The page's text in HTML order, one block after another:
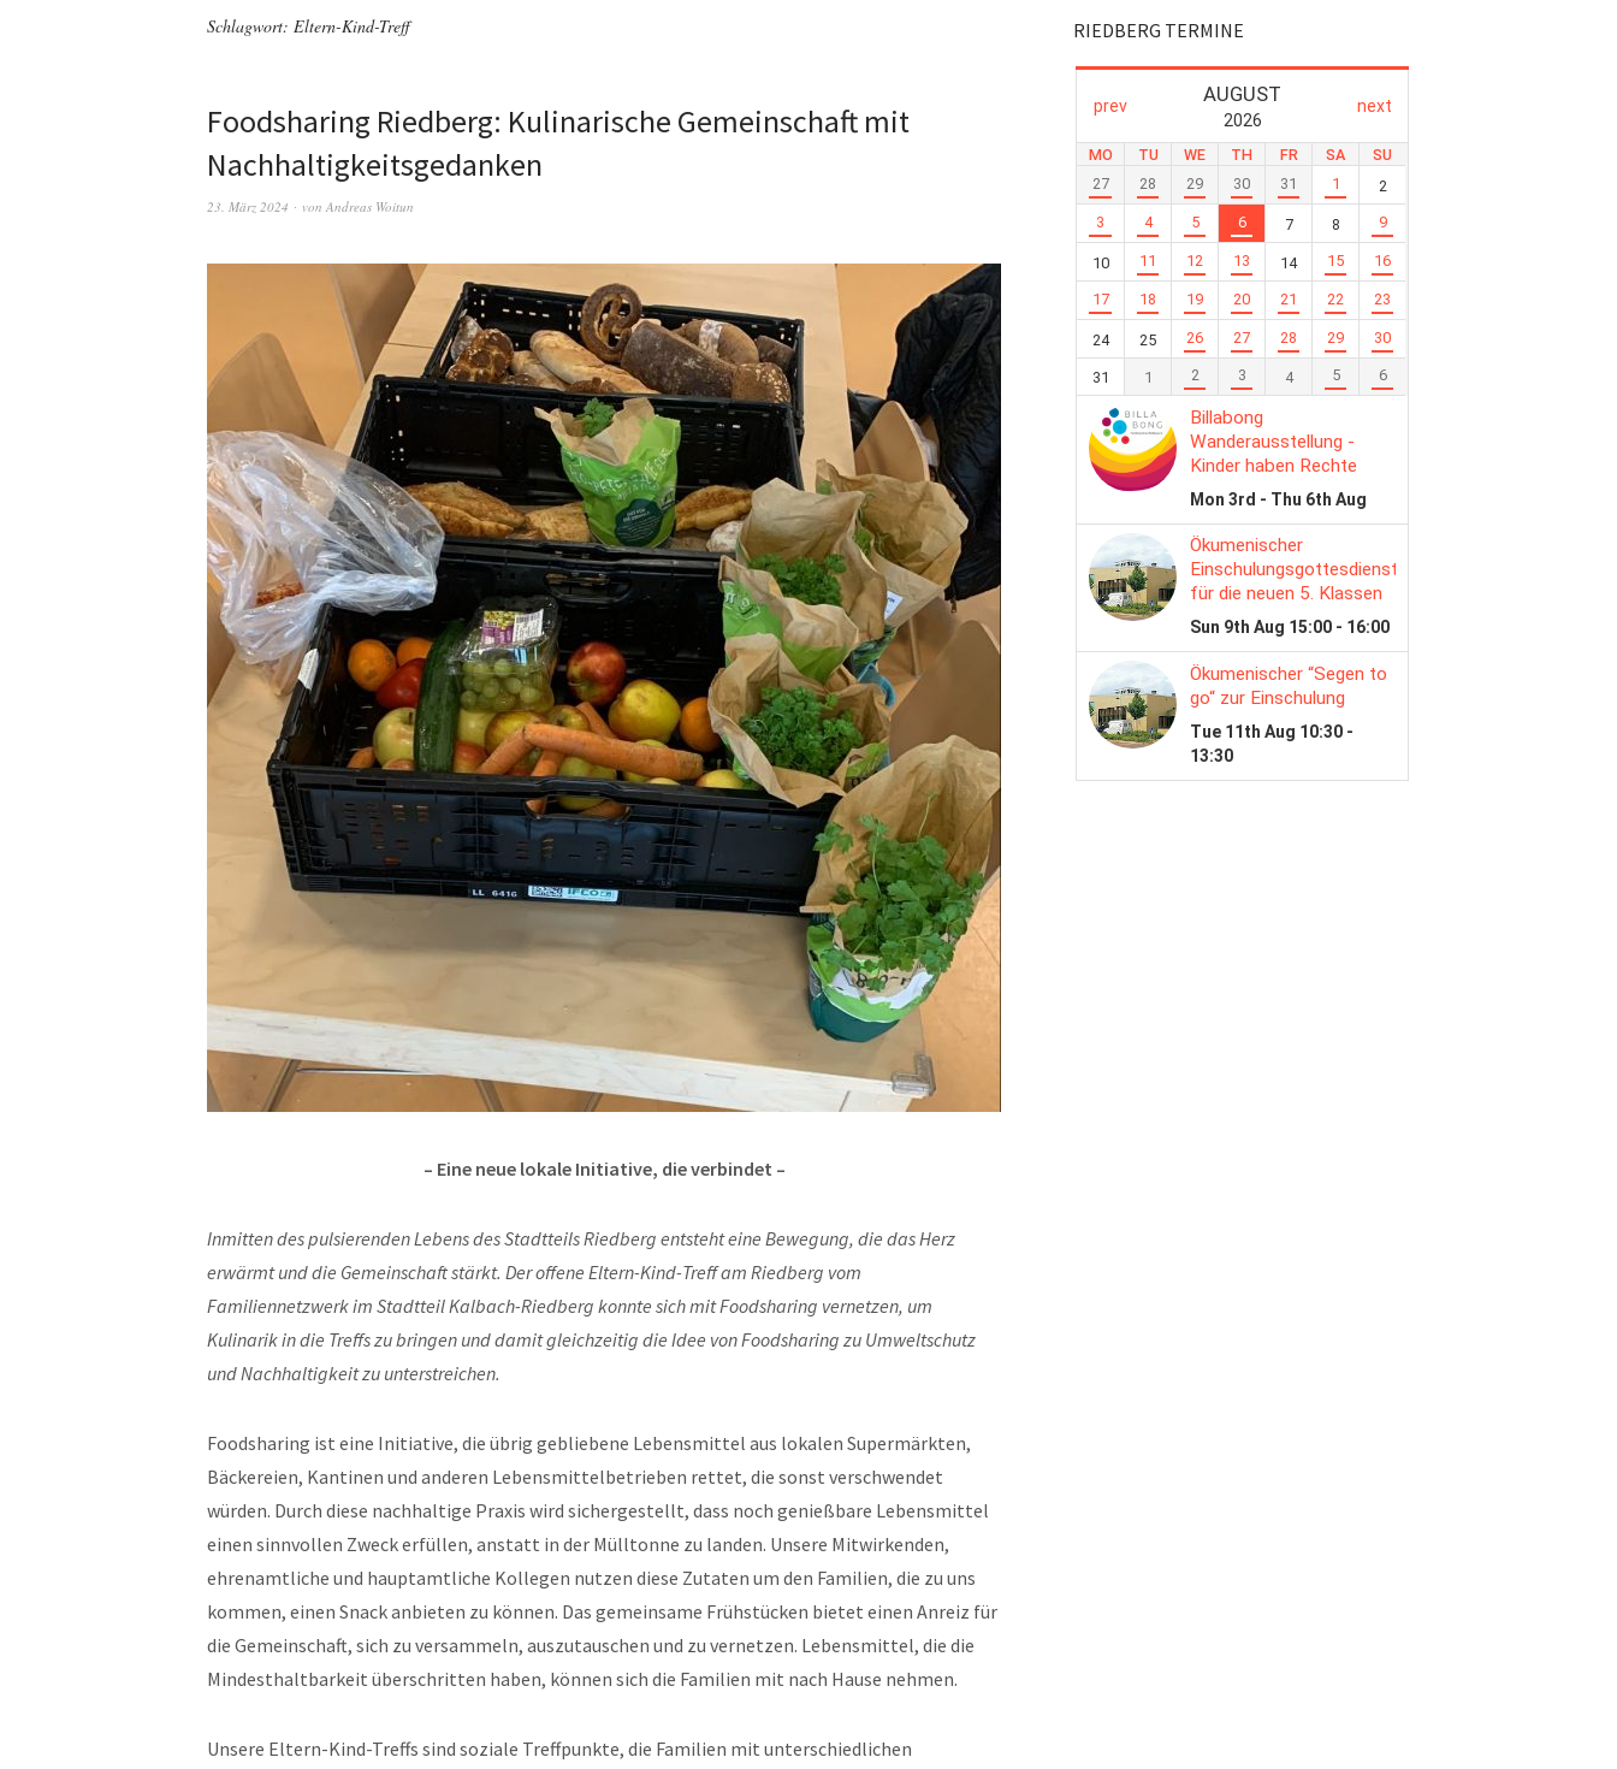
Schlagwort: Eltern-Kind-Treff
Foodsharing Riedberg: Kulinarische Gemeinschaft mit
Nachhaltigkeitsgedanken
23. März 2024 von Andreas Woitun
– Eine neue lokale Initiative, die verbindet –
Inmitten des pulsierenden Lebens des Stadtteils Riedberg entsteht eine Bewegung, die das Herz
erwärmt und die Gemeinschaft stärkt. Der offene Eltern-Kind-Treff am Riedberg vom
Familiennetzwerk im Stadtteil Kalbach-Riedberg konnte sich mit Foodsharing vernetzen, um
Kulinarik in die Treffs zu bringen und damit gleichzeitig die Idee von Foodsharing zu Umweltschutz
und Nachhaltigkeit zu unterstreichen.
Foodsharing ist eine Initiative, die übrig gebliebene Lebensmittel aus lokalen Supermärkten,
Bäckereien, Kantinen und anderen Lebensmittelbetrieben rettet, die sonst verschwendet
würden. Durch diese nachhaltige Praxis wird sichergestellt, dass noch genießbare Lebensmittel
einen sinnvollen Zweck erfüllen, anstatt in der Mülltonne zu landen. Unsere Mitwirkenden,
ehrenamtliche und hauptamtliche Kollegen nutzen diese Zutaten um den Familien, die zu uns
kommen, einen Snack anbieten zu können. Das gemeinsame Frühstücken bietet einen Anreiz für
die Gemeinschaft, sich zu versammeln, auszutauschen und zu vernetzen. Lebensmittel, die die
Mindesthaltbarkeit überschritten haben, können sich die Familien mit nach Hause nehmen.
Unsere Eltern-Kind-Treffs sind soziale Treffpunkte, die Familien mit unterschiedlichen
RIEDBERG TERMINE